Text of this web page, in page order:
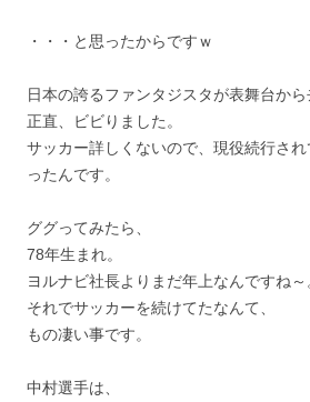
・・・と思ったからですｗ
日本の誇るファンタジスタが表舞台から
正直、ビビりました。
サッカー詳しくないので、現役続行さ
ったんです。
ググってみたら、
78年生まれ。
ヨルナビ社長よりまだ年上なんですね～
それでサッカーを続けてたなんて、
もの凄い事です。
中村選手は、